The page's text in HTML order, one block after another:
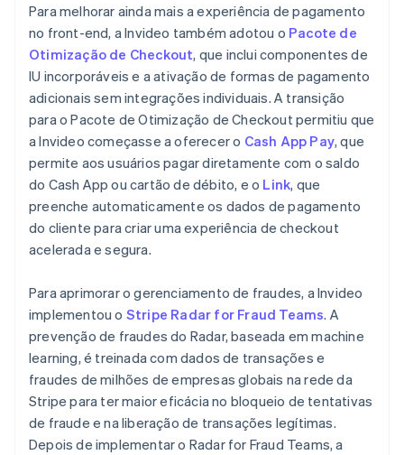
Para melhorar ainda mais a experiência de pagamento
no front-end, a Invideo também adotou o Pacote de
Otimização de Checkout, que inclui componentes de
IU incorporáveis e a ativação de formas de pagamento
adicionais sem integrações individuais. A transição
para o Pacote de Otimização de Checkout permitiu que
a Invideo começasse a oferecer o Cash App Pay, que
permite aos usuários pagar diretamente com o saldo
do Cash App ou cartão de débito, e o Link, que
preenche automaticamente os dados de pagamento
do cliente para criar uma experiência de checkout
acelerada e segura.
Para aprimorar o gerenciamento de fraudes, a Invideo
implementou o Stripe Radar for Fraud Teams. A
prevenção de fraudes do Radar, baseada em machine
learning, é treinada com dados de transações e
fraudes de milhões de empresas globais na rede da
Stripe para ter maior eficácia no bloqueio de tentativas
de fraude e na liberação de transações legítimas.
Depois de implementar o Radar for Fraud Teams, a